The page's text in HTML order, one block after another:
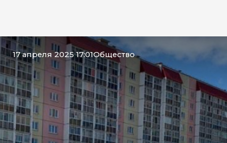
17 апреля 2025 17:01Общество